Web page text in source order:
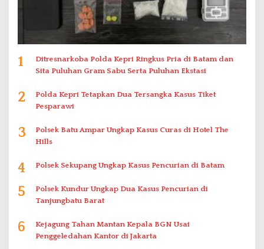
1
Ditresnarkoba Polda Kepri Ringkus Pria di Batam dan
Sita Puluhan Gram Sabu Serta Puluhan Ekstasi
2
Polda Kepri Tetapkan Dua Tersangka Kasus Tiket
Pesparawi
3
Polsek Batu Ampar Ungkap Kasus Curas di Hotel The
Hills
4 Polsek Sekupang Ungkap Kasus Pencurian di Batam
5
Polsek Kundur Ungkap Dua Kasus Pencurian di
Tanjungbatu Barat
6
Kejagung Tahan Mantan Kepala BGN Usai
Penggeledahan Kantor di Jakarta